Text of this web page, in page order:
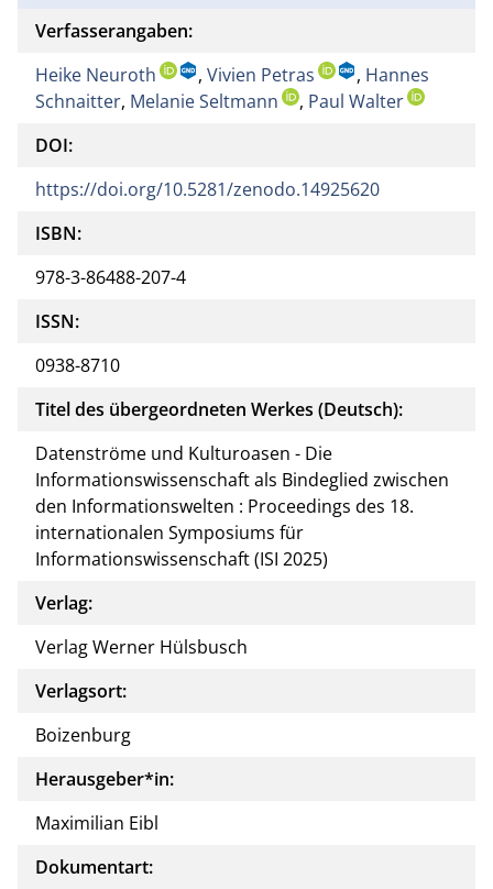
Verfasserangaben:
Heike Neuroth
, Vivien Petras , Hannes
Schnaitter, Melanie Seltmann , Paul Walter
DOI:
https://doi.org/10.5281/zenodo.14925620
ISBN:
978-3-86488-207-4
ISSN:
0938-8710
Titel des übergeordneten Werkes (Deutsch):
Datenströme und Kulturoasen - Die
Informationswissenschaft als Bindeglied zwischen
den Informationswelten : Proceedings des 18.
internationalen Symposiums für
Informationswissenschaft (ISI 2025)
Verlag:
Verlag Werner Hülsbusch
Verlagsort:
Boizenburg
Herausgeber*in:
Maximilian Eibl
Dokumentart: